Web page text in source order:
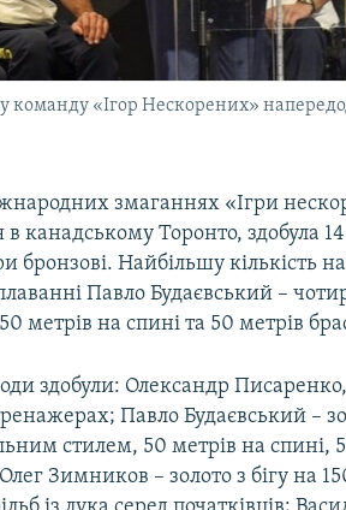
«Ігор Нескорених»
змаганнях «Ігри
канадському Торонто, здобула
бронзові. Найбільшу кількість
Павло Будаєвський –
метрів на спині та 50 метрів
здобули: Олександр
Павло Будаєвський –
стилем, 50 метрів на спині,
Зимников – золото з бігу на